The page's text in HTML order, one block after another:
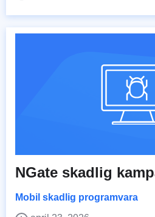
NGate skadlig
Mobil skadlig programvara